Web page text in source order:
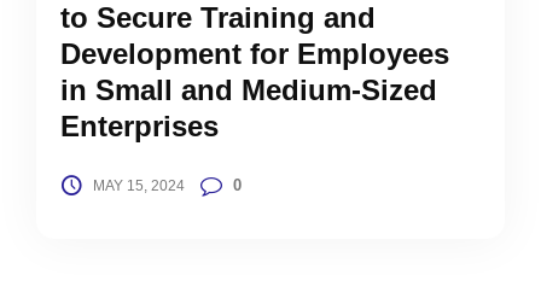
to Secure Training and
Development for Employees
in Small and Medium-Sized
Enterprises
MAY 15, 2024 0